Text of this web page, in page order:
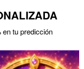
tu predicción